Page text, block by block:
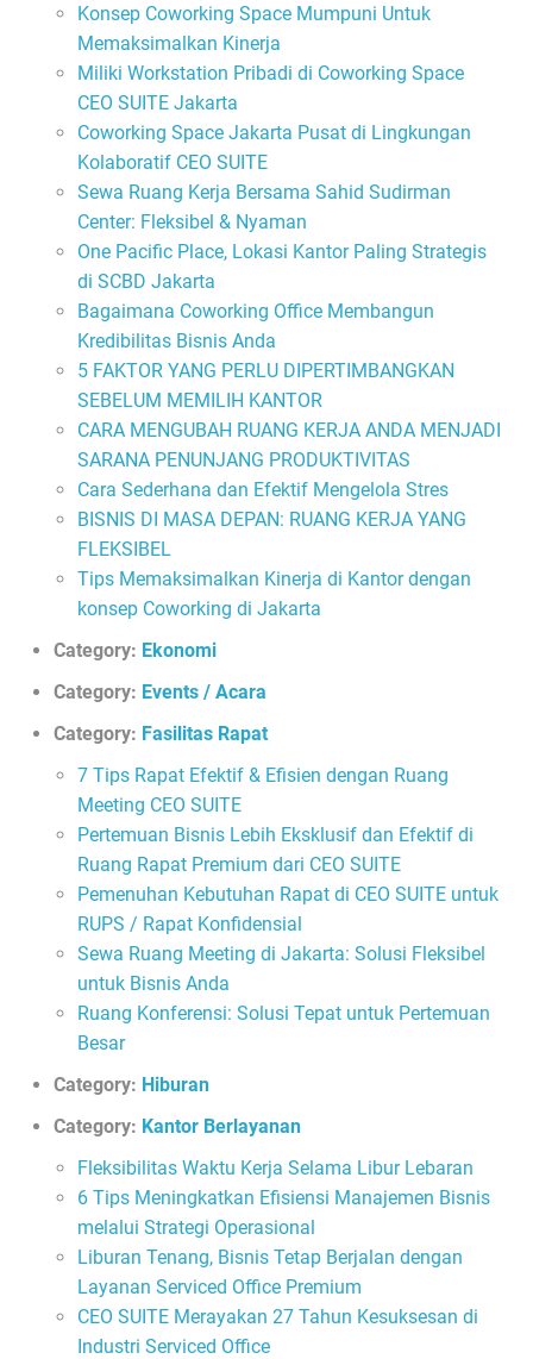
Konsep Coworking Space Mumpuni Untuk
Memaksimalkan Kinerja
Miliki Workstation Pribadi di Coworking Space
CEO SUITE Jakarta
Coworking Space Jakarta Pusat di Lingkungan
Kolaboratif CEO SUITE
Sewa Ruang Kerja Bersama Sahid Sudirman
Center: Fleksibel & Nyaman
One Pacific Place, Lokasi Kantor Paling Strategis
di SCBD Jakarta
Bagaimana Coworking Office Membangun
Kredibilitas Bisnis Anda
5 FAKTOR YANG PERLU DIPERTIMBANGKAN
SEBELUM MEMILIH KANTOR
CARA MENGUBAH RUANG KERJA ANDA MENJADI
SARANA PENUNJANG PRODUKTIVITAS
Cara Sederhana dan Efektif Mengelola Stres
BISNIS DI MASA DEPAN: RUANG KERJA YANG
FLEKSIBEL
Tips Memaksimalkan Kinerja di Kantor dengan
konsep Coworking di Jakarta
Category: Ekonomi
Category: Events / Acara
Category: Fasilitas Rapat
7 Tips Rapat Efektif & Efisien dengan Ruang
Meeting CEO SUITE
Pertemuan Bisnis Lebih Eksklusif dan Efektif di
Ruang Rapat Premium dari CEO SUITE
Pemenuhan Kebutuhan Rapat di CEO SUITE untuk
RUPS / Rapat Konfidensial
Sewa Ruang Meeting di Jakarta: Solusi Fleksibel
untuk Bisnis Anda
Ruang Konferensi: Solusi Tepat untuk Pertemuan
Besar
Category: Hiburan
Category: Kantor Berlayanan
Fleksibilitas Waktu Kerja Selama Libur Lebaran
6 Tips Meningkatkan Efisiensi Manajemen Bisnis
melalui Strategi Operasional
Liburan Tenang, Bisnis Tetap Berjalan dengan
Layanan Serviced Office Premium
CEO SUITE Merayakan 27 Tahun Kesuksesan di
Industri Serviced Office